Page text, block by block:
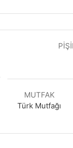
MUTFAK
Türk Mutfağı